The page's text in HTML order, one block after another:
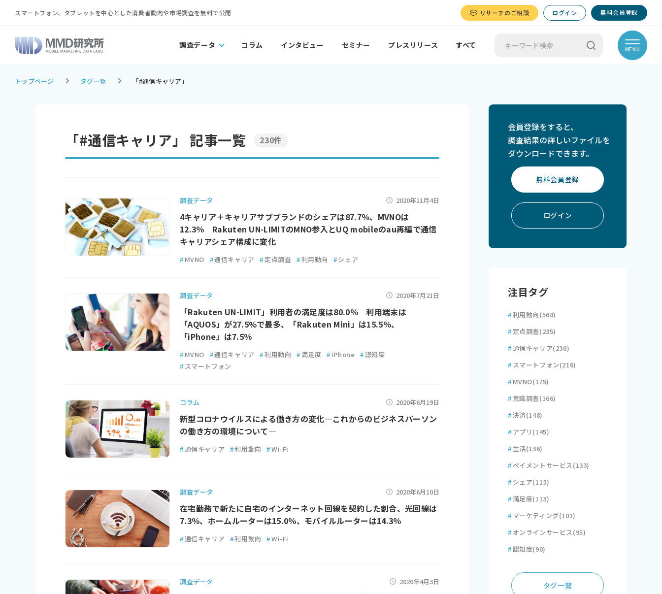
スマートフォン、タブレットを中心とした消費者動向や市場調査を無料で公開 リサーチのご相談 ログイン 無料会員登録
調査データ コラム インタビュー セミナー プレスリリース すべて MENU
トップページ タグ一覧 「#通信キャリア」
「#通信キャリア」 記事一覧 230件
調査データ 2020年11月4日
4キャリア＋キャリアサブブランドのシェアは87.7％、MVNOは
12.3％ Rakuten UN-LIMITのMNO参入とUQ mobileのau再編で通信
キャリアシェア構成に変化
# MVNO #通信キャリア # 定点調査 #利用動向 #シェア
調査データ 2020年7月21日
「Rakuten UN-LIMIT」利用者の満足度は80.0％ 利用端末は
「AQUOS」が27.5%で最多、「Rakuten Mini」は15.5％、
「iPhone」は7.5％
# MVNO #通信キャリア #利用動向 #満足度 # iPhone #認知度
# スマートフォン
コラム 2020年6月19日
新型コロナウイルスによる働き方の変化―これからのビジネスパーソン
の働き方の環境について―
#通信キャリア #利用動向 #Wi-Fi
調査データ 2020年6月10日
在宅勤務で新たに自宅のインターネット回線を契約した割合、光回線は
7.3％、ホームルーターは15.0％、モバイルルーターは14.3％
#通信キャリア #利用動向 #Wi-Fi
調査データ 2020年4月3日
会員登録をすると、
調査結果の詳しいファイルを
ダウンロードできます。
無料会員登録
ログイン
注目タグ
#利用動向(568)
# 定点調査(235)
#通信キャリア(230)
# スマートフォン(216)
# MVNO(175)
# 意識調査(166)
#決済(148)
# アプリ(145)
# 生活(136)
#ペイメントサービス(133)
# シェア(113)
#満足度(113)
# マーケティング(101)
# オンラインサービス(95)
#認知度(90)
タグ一覧